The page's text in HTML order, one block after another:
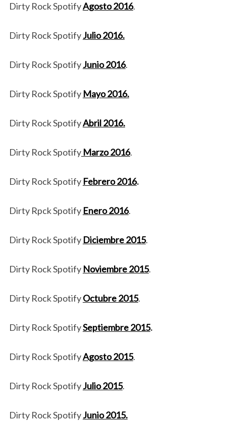
Dirty Rock SpotifyAgosto 2016.
Dirty Rock SpotifyJulio 2016.
Dirty Rock SpotifyJunio 2016.
Dirty Rock Spotify Mayo 2016.
Dirty Rock SpotifyAbril 2016.
Dirty Rock SpotifyMarzo 2016.
Dirty Rock Spotify Febrero 2016.
Dirty Rpck Spotify Enero 2016.
Dirty Rock Spotify Diciembre 2015.
Dirty Rock Spotify Noviembre 2015.
Dirty Rock SpotifyOctubre 2015.
Dirty Rock SpotifySeptiembre 2015.
Dirty Rock SpotifyAgosto 2015.
Dirty Rock SpotifyJulio 2015.
Dirty Rock SpotifyJunio 2015.